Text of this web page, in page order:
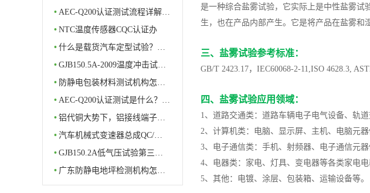
• AEC-Q200认证测试流程详解…
• NTC温度传感器CQC认证办
理…
• 什么是载货汽车定型试验？…
• GJB150.5A-2009温度冲击试…
• 防静电包装材料测试机构怎…
• AEC-Q200认证测试是什么？…
• 铝代铜大势下，铝接线端子…
• 汽车机械式变速器总成QC/…
• GJB150.2A低气压试验第三…
• 广东防静电地坪检测机构怎…
是一种综合盐雾试验，它实际上是中性盐雾试
生，也在产品内部产生。它是将产品在盐雾和
三、盐雾试验参考标准：
GB/T 2423.17，IEC60068-2-11,ISO 4628.3,
四、盐雾试验应用领域：
1、道路交通类：道路车辆电子电气设备、轨
2、计算机类：电脑、显示屏、主机、电脑元
3、电子通信类：手机、射频器、电子通信元器
4、电器类：家电、灯具、变电器等各类家电
5、其他：电镀、涂层、包装箱、运输设备等。